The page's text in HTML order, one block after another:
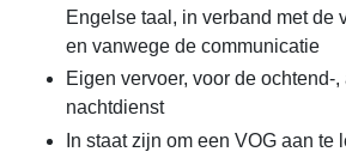
Engelse taal, in verband met de
en vanwege de communicatie
Eigen vervoer, voor de ochtend-,
nachtdienst
In staat zijn om een VOG aan te